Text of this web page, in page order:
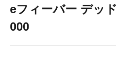
eフィーバー デッ
000